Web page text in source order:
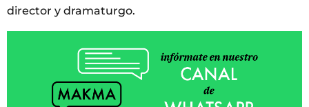
director y dramaturgo.